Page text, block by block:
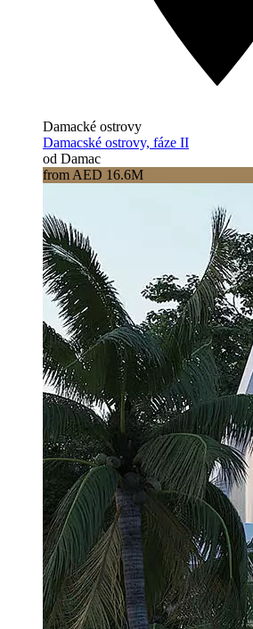
Damacké ostrovy
Damacské ostrovy, fáze II
od Damac
from AED 16.6M